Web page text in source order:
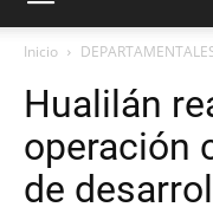
Inicio
Hualilán
operación
de